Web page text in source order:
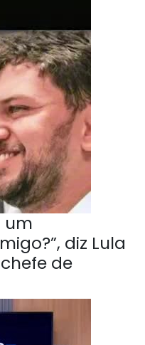
um
diz Lula
de